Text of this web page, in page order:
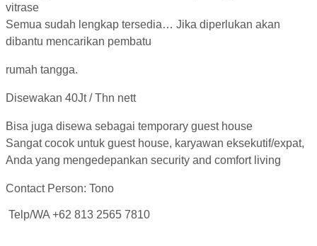
vitrase
Semua sudah lengkap tersedia… Jika diperlukan akan
dibantu mencarikan pembatu
rumah tangga.
Disewakan 40Jt / Thn nett
Bisa juga disewa sebagai temporary guest house
Sangat cocok untuk guest house, karyawan eksekutif/expat,
Anda yang mengedepankan security and comfort living
Contact Person: Tono
Telp/WA +62 813 2565 7810